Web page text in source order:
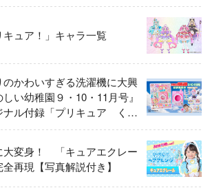
キュア！」キャラ一覧
かわいすぎる洗濯機に大興
い幼稚園９・10・11月号』
ナル付録「プリキュア くる
き」
大変身！ 「キュアエクレー
再現【写真解説付き】